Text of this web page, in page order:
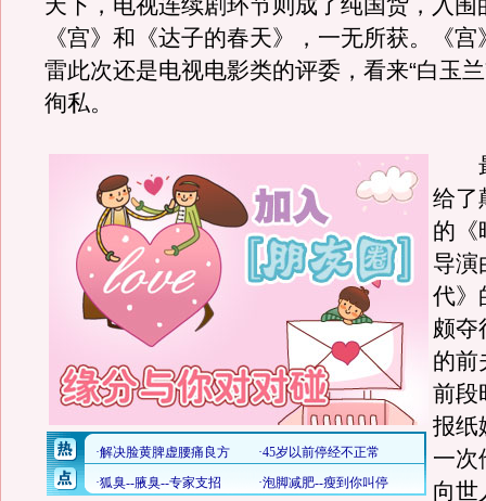
天下，电视连续剧环节则成了纯国货，入围
《宫》和《达子的春天》，一无所获。《
雷此次还是电视电影类的评委，看来“白玉
徇私。
最
给了
的《
导演
代》
颇夺
的前
前段
报纸
一次
向